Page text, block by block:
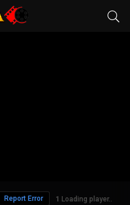
1 Loading player..
Report Error